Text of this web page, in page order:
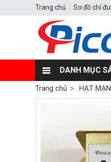
DANH MỤC
Trang chủ HẠT
Trang chủ Sơ đồ chỉ